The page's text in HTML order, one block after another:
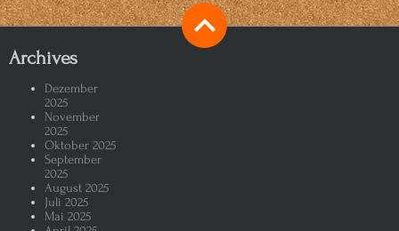
Archives
Dezember
2025
November
2025
Oktober 2025
September
2025
August 2025
Juli 2025
Mai 2025